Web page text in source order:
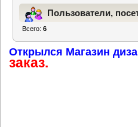
Пользователи,
Всего:6
Открылся Магазин
заказ.